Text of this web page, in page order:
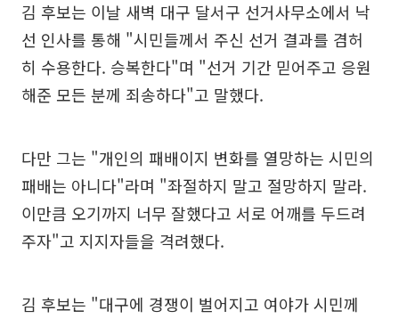
김 후보는 이날 새벽 대구 달서구 선거사무소에서 낙
선 인사를 통해 "시민들께서 주신 선거 결과를 겸허
히 수용한다. 승복한다"며 "선거 기간 믿어주고 응원
해준 모든 분께 죄송하다"고 말했다.
다만 그는 "개인의 패배이지 변화를 열망하는 시민의
패배는 아니다"라며 "좌절하지 말고 절망하지 말라.
이만큼 오기까지 너무 잘했다고 서로 어깨를 두드려
주자"고 지지자들을 격려했다.
김 후보는 "대구에 경쟁이 벌어지고 여야가 시민께